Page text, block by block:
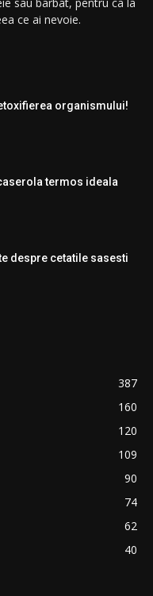
ce ai nevoie.
organismului!
termos ideala
despre cetatile sasesti
387
160
120
109
90
74
62
40